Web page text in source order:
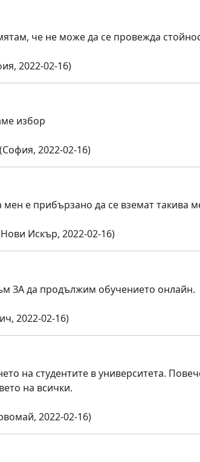
че не може да се провежда
2022-02-16)
избор
(София, 2022-02-16)
е прибързано да се вземат такива
Искър, 2022-02-16)
ЗА да продължим обучението онлайн.
2022-02-16)
на студентите в университета.
на всички.
2022-02-16)